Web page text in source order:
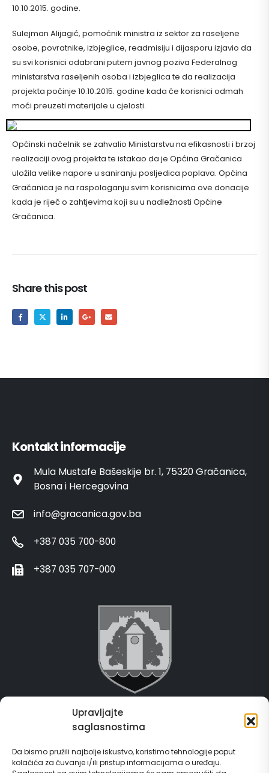
Upravljajte
saglasnostima
Da bismo pružili najbolje iskustvo, koristimo tehnologije poput
kolačića za čuvanje i/ili pristup informacijama o uređaju.
10.10.2015. godine.
Sulejman Alijagić, pomoćnik ministra iz sektor za raseljene
osobe, povratnike, izbjeglice, readmisiju i dijasporu izjavio da
su svi korisnici odabrani putem javnog poziva Federalnog
ministarstva raseljenih osoba i izbjeglica te da realizacija
projekta počinje 10.10.2015. godine kada će korisnici odmah
moći preuzeti materijale u cjelosti.
Općinski načelnik se zahvalio Ministarstvu na efikasnosti i brzoj
realizaciji ovog projekta te istakao da je Općina Gračanica
uložila velike napore u saniranju posljedica poplava. Općina
Gračanica je na raspolaganju svim korisnicima ove donacije
kada je riječ o zahtjevima koji su u nadležnosti Općine
Gračanica.
Share this post
Kontakt informacije
Mula Mustafe Bašeskije br. 1, 75320 Gračanica,
Bosna i Hercegovina
info@gracanica.gov.ba
+387 035 700-800
+387 035 707-000
Grad Gračanica
E-Matičar